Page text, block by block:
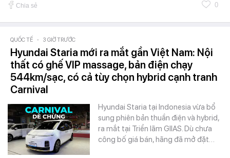
Chia sẻ 0
QUỐC TẾ - 3 GIỜ TRƯỚC
Hyundai Staria mới ra mắt gần Việt Nam: Nội
thất có ghế VIP massage, bản điện chạy
544km/sạc, có cả tùy chọn hybrid cạnh tranh
Carnival
Hyundai Staria tại Indonesia vừa bổ
sung phiên bản thuần điện và hybrid,
ra mắt tại Triển lãm GIIAS. Dù chưa
công bố giá bán, hãng đã mở đặt…